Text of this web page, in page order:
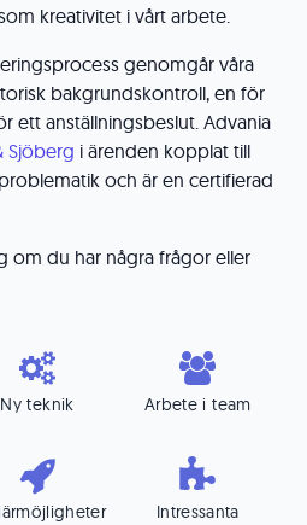
kreativitet i vårt arbete.
genomgår våra
bakgrundskontroll, en för
ett anställningsbeslut. Advania
Sjöberg i ärenden kopplat till
och är en certifierad
om du har några frågor eller
Ny teknik Arbete i team
Intressanta